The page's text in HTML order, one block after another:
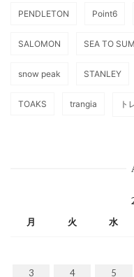
PENDLETON Point6
SALOMON SEA TO
snow peak STANLEY
TOAKS trangia ト
月 火 水
3
4 5